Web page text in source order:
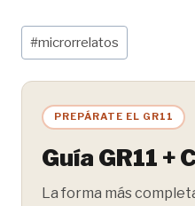
Etiquetas
de
la
entrada:
#microrrelatos
PREPÁRATE EL GR11
Guía GR11 +
La forma más